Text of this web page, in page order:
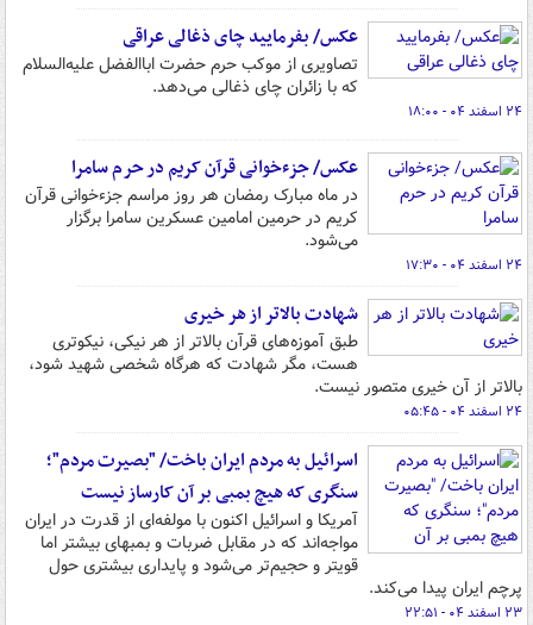
عکس/ بفرمایید چای ذغالی عراقی
تصاویری از موکب حرم حضرت اباالفضل علیه‌السلام
که با زائران چای ذغالی می‌دهد.
۲۴ اسفند ۰۴ - ۱۸:۰۰
عکس/ جزءخوانی قرآن کریم در حرم سامرا
در ماه مبارک رمضان هر روز مراسم جزءخوانی قرآن
کریم در حرمین امامین عسکرین سامرا برگزار
می‌شود.
۲۴ اسفند ۰۴ - ۱۷:۳۰
شهادت بالاتر از هر خیری
طبق آموزه‌های قرآن بالاتر از هر نیکی، نیکوتری
هست، مگر شهادت که هرگاه شخصی شهید شود،
بالاتر از آن خیری متصور نیست.
۲۴ اسفند ۰۴ - ۰۵:۴۵
اسرائیل به مردم ایران باخت/ "بصیرت مردم"؛
سنگری که هیچ بمبی بر آن کارساز نیست
آمریکا و اسرائیل اکنون با مولفه‌ای از قدرت در ایران
مواجه‌اند که در مقابل ضربات و بمبهای بیشتر اما
قویتر و حجیم‌تر می‌شود و پایداری بیشتری حول
پرچم ایران پیدا می‌کند.
۲۳ اسفند ۰۴ - ۲۲:۵۱